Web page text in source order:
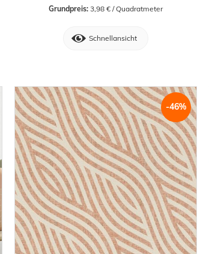
Grundpreis: 3,98 € / Quadratmeter
Schnellansicht
-46%